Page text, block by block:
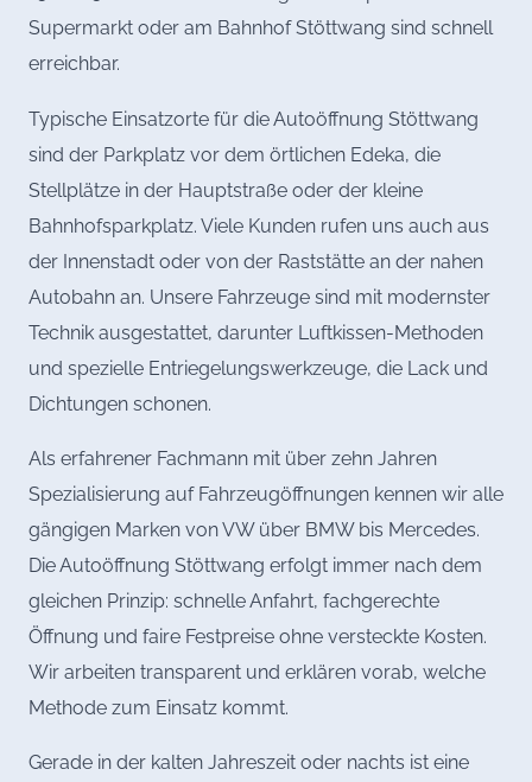
Supermarkt oder am Bahnhof Stöttwang sind schnell
erreichbar.
Typische Einsatzorte für die Autoöffnung Stöttwang
sind der Parkplatz vor dem örtlichen Edeka, die
Stellplätze in der Hauptstraße oder der kleine
Bahnhofsparkplatz. Viele Kunden rufen uns auch aus
der Innenstadt oder von der Raststätte an der nahen
Autobahn an. Unsere Fahrzeuge sind mit modernster
Technik ausgestattet, darunter Luftkissen-Methoden
und spezielle Entriegelungswerkzeuge, die Lack und
Dichtungen schonen.
Als erfahrener Fachmann mit über zehn Jahren
Spezialisierung auf Fahrzeugöffnungen kennen wir alle
gängigen Marken von VW über BMW bis Mercedes.
Die Autoöffnung Stöttwang erfolgt immer nach dem
gleichen Prinzip: schnelle Anfahrt, fachgerechte
Öffnung und faire Festpreise ohne versteckte Kosten.
Wir arbeiten transparent und erklären vorab, welche
Methode zum Einsatz kommt.
Gerade in der kalten Jahreszeit oder nachts ist eine